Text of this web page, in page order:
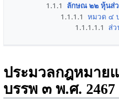
1.1.1 ลักษณ ๒๒ หุ้นส่
1.1.1.1 หมวด ๔
1.1.1.1.1 ส่
ประมวลกฎหมาย
บรรพ ๓ พ.ศ. 2467